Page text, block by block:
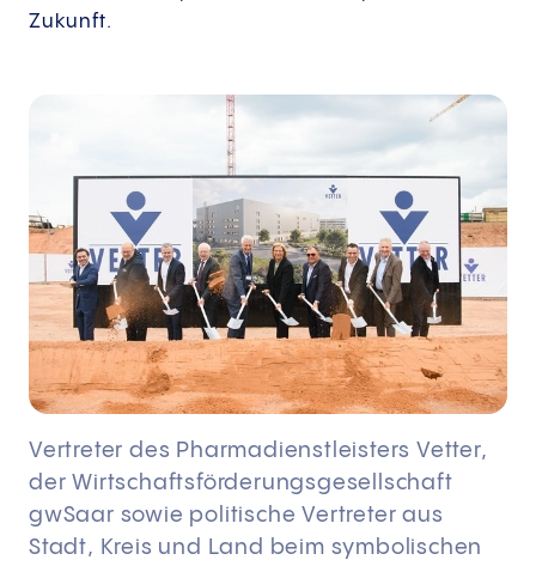
Zukunft.
Vertreter des Pharmadienstleisters Vetter,
der Wirtschaftsförderungsgesellschaft
gwSaar sowie politische Vertreter aus
Stadt, Kreis und Land beim symbolischen